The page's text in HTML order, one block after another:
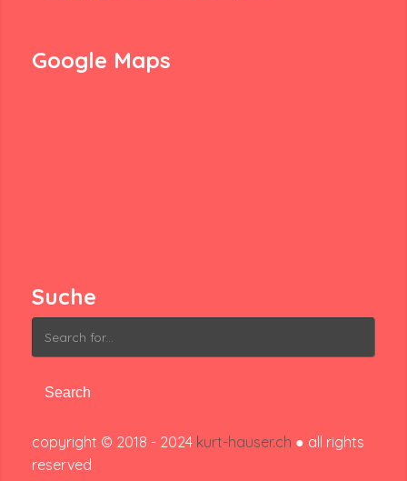
Google Maps
Suche
Search
for:
copyright © 2018 - 2024 kurt-hauser.ch ● all rights
reserved